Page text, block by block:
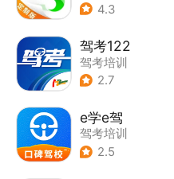
4.3
驾考122
驾考培训
2.7
e学e驾
驾考培训
2.5